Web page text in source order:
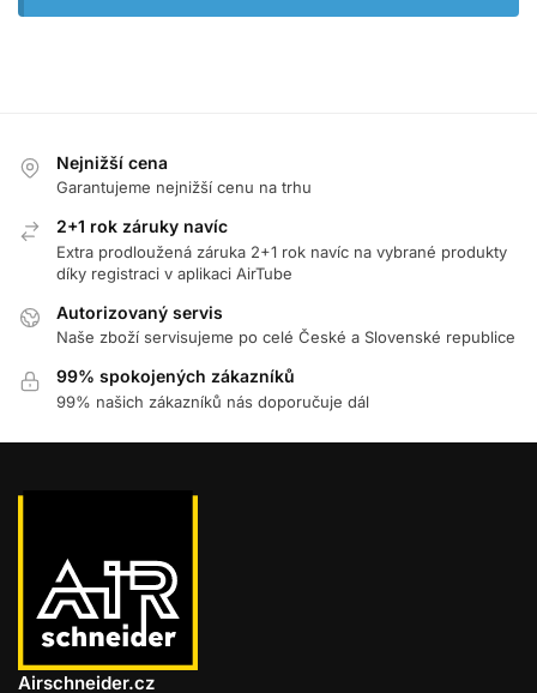
Nejnižší cena
Garantujeme nejnižší cenu na trhu
2+1 rok záruky navíc
Extra prodloužená záruka 2+1 rok navíc na vybrané produkty
díky registraci v aplikaci AirTube
Autorizovaný servis
Naše zboží servisujeme po celé České a Slovenské republice
99% spokojených zákazníků
99% našich zákazníků nás doporučuje dál
Airschneider.cz